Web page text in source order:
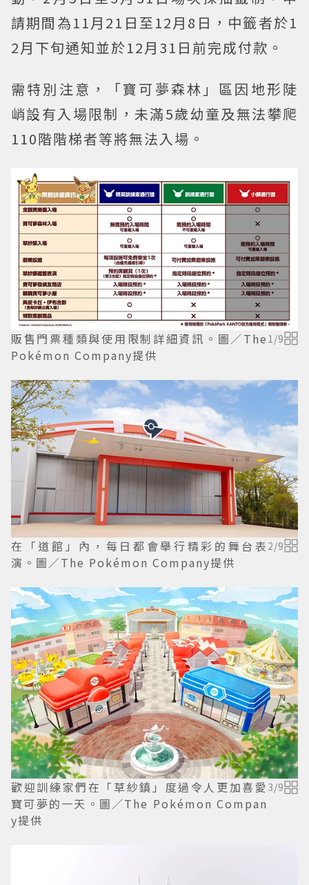
請期間為11月21日至12月8日，中籤者於1
2月下旬通知並於12月31日前完成付款。
需特別注意，「寶可夢森林」區因地形陡
峭設有入場限制，未滿5歲幼童及無法攀爬
110階階梯者等將無法入場。
販售門票種類與使用限制詳細資訊。圖／The
Pokémon Company提供
1 /9
在「道館」內，每日都會舉行精彩的舞台表
演。圖／The Pokémon Company提供
2/9
歡迎訓練家們在「草紗鎮」度過令人更加喜愛
寶可夢的一天。圖／The Pokémon Compan
y提供
3/9